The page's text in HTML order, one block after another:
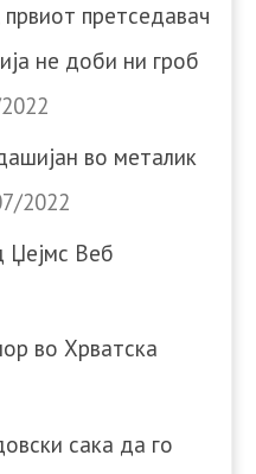
претседавач
не доби ни гроб
во металик
2022
Џејмс Веб
во Хрватска
сака да го